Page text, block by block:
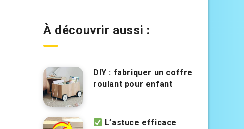
À découvrir aussi :
DIY : fabriquer un coffre
roulant pour enfant
L’astuce efficace